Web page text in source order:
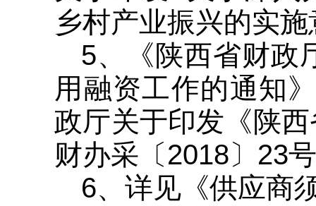
乡村产业振兴的实
5、《陕西省财政
用融资工作的通知
政厅关于印发《陕
财办采〔2018〕23
6、详见《供应商